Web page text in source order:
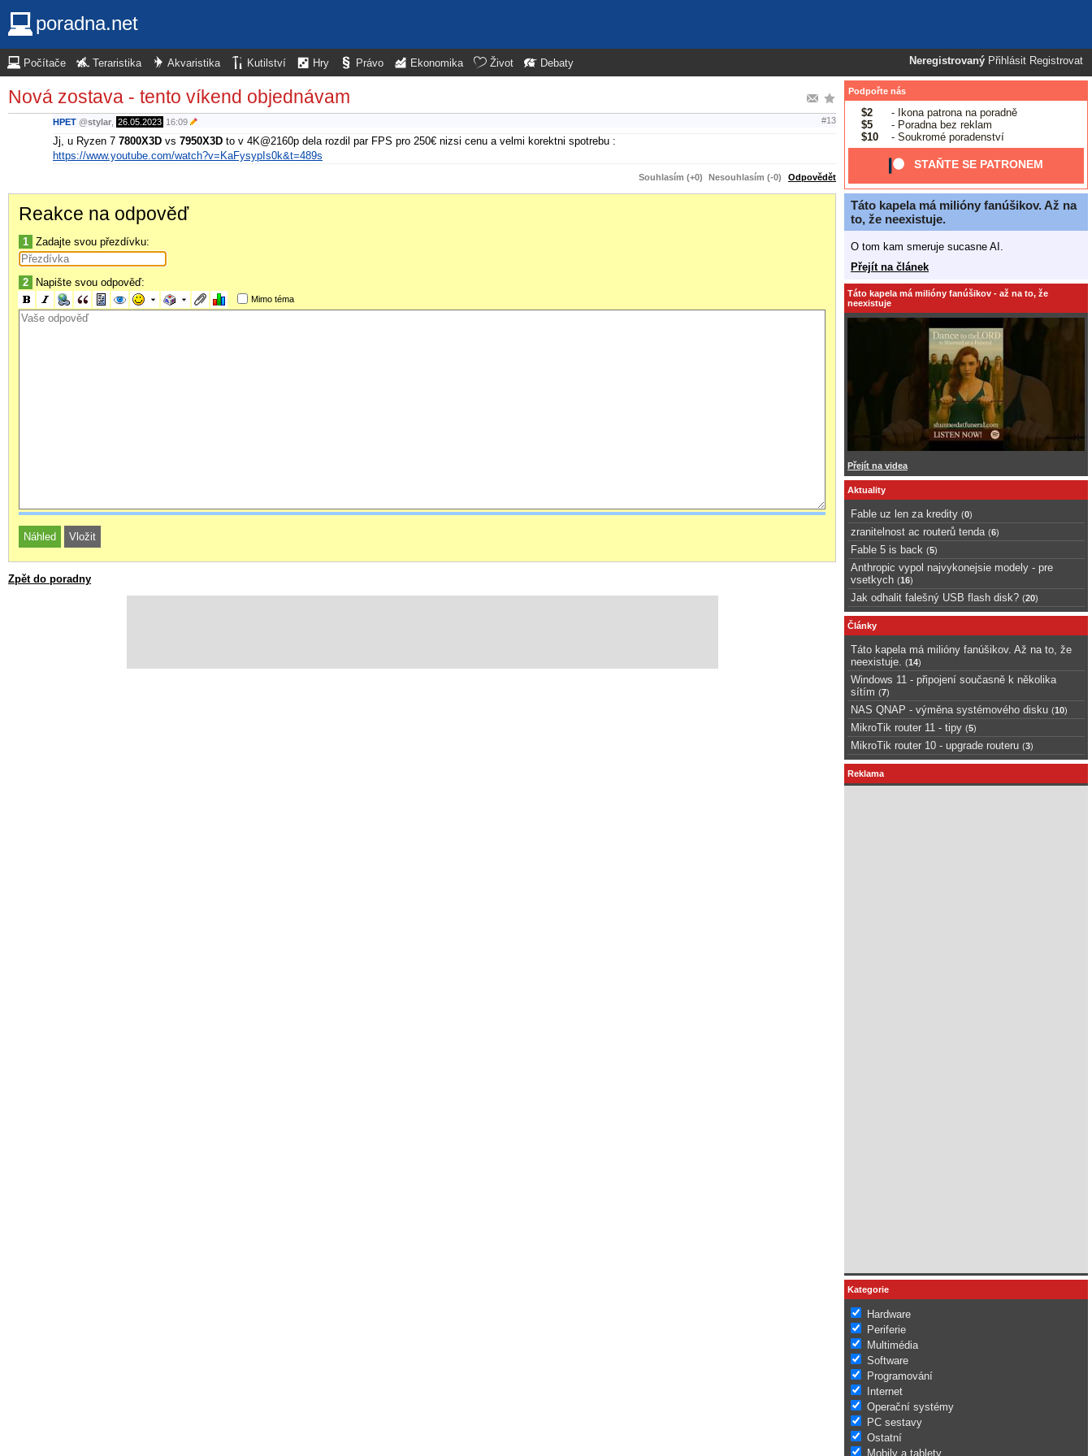
poradna.net
Neregistrovaný Přihlásit Registrovat
Počítače Teraristika Akvaristika Kutilství Hry Právo Ekonomika Život Debaty
Nová zostava - tento víkend objednávam
HPET @stylar 26.05.2023 16:09 #13
Jj, u Ryzen 7 7800X3D vs 7950X3D to v 4K@2160p dela rozdil par FPS pro 250€ nizsi cenu a velmi korektni spotrebu :
https://www.youtube.com/watch?v=KaFysypIs0k&t=489s
Souhlasím (+0) Nesouhlasím (-0) Odpovědět
Reakce na odpověď
1 Zadajte svou přezdívku:
2 Napište svou odpověď:
Mimo téma
Zpět do poradny
Podpořte nás
$2
- Ikona patrona na poradně
$5
- Poradna bez reklam
$10
- Soukromé poradenství
STAŇTE SE PATRONEM
Táto kapela má milióny fanúšikov. Až na
to, že neexistuje.
O tom kam smeruje sucasne AI.
Přejít na článek
Táto kapela má milióny fanúšikov - až na to, že
neexistuje
Přejít na videa
Aktuality
Fable uz len za kredity (0)
zranitelnost ac routerů tenda (6)
Fable 5 is back (5)
Anthropic vypol najvykonejsie modely - pre
vsetkych (16)
Jak odhalit falešný USB flash disk? (20)
Články
Táto kapela má milióny fanúšikov. Až na to, že
neexistuje.
(14)
Windows 11 - připojení současně k několika
sítím (7)
NAS QNAP - výměna systémového disku (10)
MikroTik router 11 - tipy (5)
MikroTik router 10 - upgrade routeru (3)
Reklama
Kategorie
Hardware
Periferie
Multimédia
Software
Programování
Internet
Operační systémy
PC sestavy
Ostatní
Mobily a tablety